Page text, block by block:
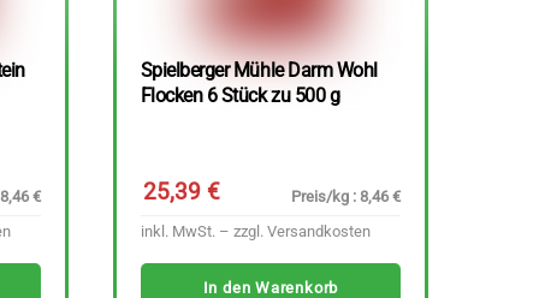
€
Spielberger Mühle Darm Wohl
Flocken 6 Stück zu 500 g
25,39€
Preis/kg : 8,46 €
inkl. MwSt. – zzgl. Versandkosten
In den Warenkorb